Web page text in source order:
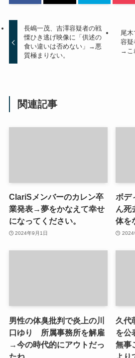
長嶋一茂、吉澤容疑者の戦
慄ひき逃げ映像に「供述の
食い違いは否めない」→悪
質極まりない。
尾
容疑
→こ
関連記事
ClariSメンバーのカレン卒
業発表→夢をかなえて幸せ
になってください。
2024年9月1日
ボデ
ん死
体を
2024
男性の体臭批判で炎上の川
口ゆり 所属事務所を解雇
→今の時代的にアウトだっ
久代
を公
無事